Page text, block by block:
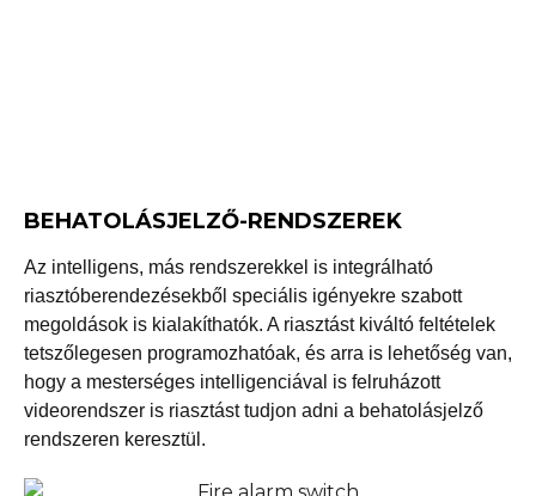
BEHATOLÁSJELZŐ-RENDSZEREK
Az intelligens, más rendszerekkel is integrálható
riasztóberendezésekből speciális igényekre szabott
megoldások is kialakíthatók. A riasztást kiváltó feltételek
tetszőlegesen programozhatóak, és arra is lehetőség van,
hogy a mesterséges intelligenciával is felruházott
videorendszer is riasztást tudjon adni a behatolásjelző
rendszeren keresztül.